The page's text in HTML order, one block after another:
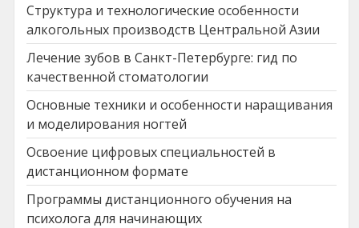
Структура и технологические особенности
алкогольных производств Центральной Азии
Лечение зубов в Санкт-Петербурге: гид по
качественной стоматологии
Основные техники и особенности наращивания
и моделирования ногтей
Освоение цифровых специальностей в
дистанционном формате
Программы дистанционного обучения на
психолога для начинающих